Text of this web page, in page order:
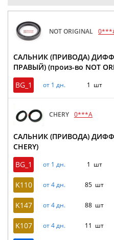
NOT ORIGINAL
САЛЬНИК (ПРИВОДА)
ПРАВЫЙ) (произ-во NOT
BG_1
от 1 дн. 1 шт
CHERY 0***A
САЛЬНИК (ПРИВОДА)
CHERY)
BG_1
от 1 дн. 1 шт
K110 от 4 дн. 85 шт
K147 от 4 дн. 88 шт
K107 от 4 дн. 11 шт